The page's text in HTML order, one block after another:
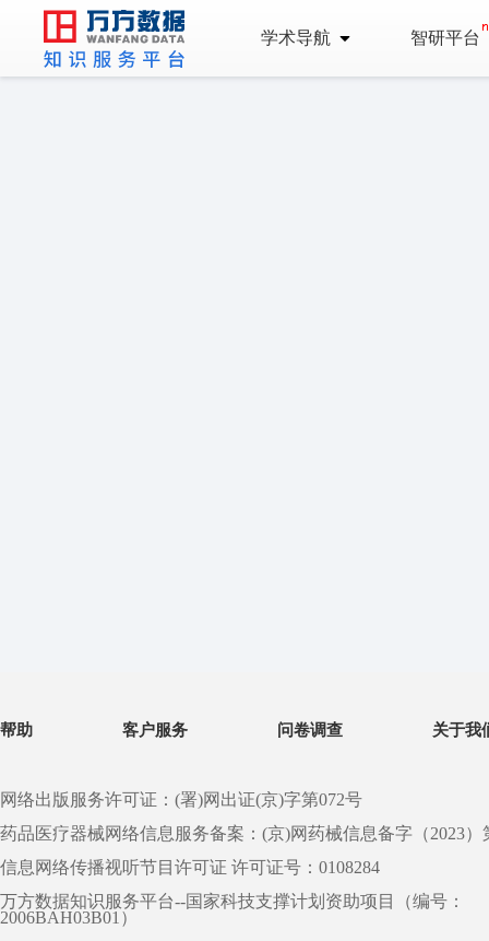
学术导航 智研平台
帮助 客户服务 问卷调查 关于我
网络出版服务许可证：(署)网出证(京)字第072号
药品医疗器械网络信息服务备案：(京)网药械信息备字（2023）
信息网络传播视听节目许可证 许可证号：0108284
万方数据知识服务平台--国家科技支撑计划资助项目（编号：
2006BAH03B01）